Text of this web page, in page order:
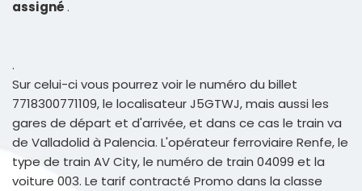
assigné.
.
Sur celui-ci vous pourrez voir le numéro du billet
7718300771109, le localisateur J5GTWJ, mais aussi les
gares de départ et d'arrivée, et dans ce cas le train va
de Valladolid à Palencia. L'opérateur ferroviaire Renfe, le
type de train AV City, le numéro de train 04099 et la
voiture 003. Le tarif contracté Promo dans la classe